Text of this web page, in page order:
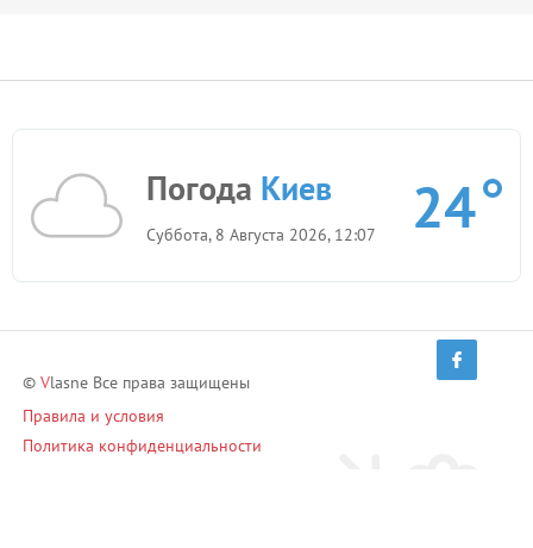
Погода Киев
Суббота, 8 Августа 2026, 12:07 24
© Vlasne Все права защищены
Правила и условия
Политика конфиденциальности